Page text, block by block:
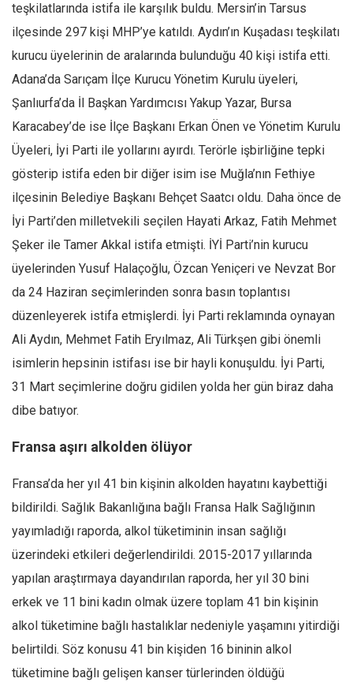
Düşünce
Dosyalar
teşkilatlarında istifa ile karşılık buldu. Mersin’in Tarsus
ilçesinde 297 kişi MHP’ye katıldı. Aydın’ın Kuşadası teşkilatı
kurucu üyelerinin de aralarında bulunduğu 40 kişi istifa etti.
Adana’da Sarıçam İlçe Kurucu Yönetim Kurulu üyeleri,
Şanlıurfa’da İl Başkan Yardımcısı Yakup Yazar, Bursa
Karacabey’de ise İlçe Başkanı Erkan Önen ve Yönetim Kurulu
Üyeleri, İyi Parti ile yollarını ayırdı. Terörle işbirliğine tepki
gösterip istifa eden bir diğer isim ise Muğla’nın Fethiye
ilçesinin Belediye Başkanı Behçet Saatcı oldu. Daha önce de
İyi Parti’den milletvekili seçilen Hayati Arkaz, Fatih Mehmet
Şeker ile Tamer Akkal istifa etmişti. İYİ Parti’nin kurucu
üyelerinden Yusuf Halaçoğlu, Özcan Yeniçeri ve Nevzat Bor
da 24 Haziran seçimlerinden sonra basın toplantısı
düzenleyerek istifa etmişlerdi. İyi Parti reklamında oynayan
Ali Aydın, Mehmet Fatih Eryılmaz, Ali Türkşen gibi önemli
isimlerin hepsinin istifası ise bir hayli konuşuldu. İyi Parti,
31 Mart seçimlerine doğru gidilen yolda her gün biraz daha
dibe batıyor.
Fransa aşırı alkolden ölüyor
Fransa’da her yıl 41 bin kişinin alkolden hayatını kaybettiği
bildirildi. Sağlık Bakanlığına bağlı Fransa Halk Sağlığının
yayımladığı raporda, alkol tüketiminin insan sağlığı
üzerindeki etkileri değerlendirildi. 2015-2017 yıllarında
yapılan araştırmaya dayandırılan raporda, her yıl 30 bini
erkek ve 11 bini kadın olmak üzere toplam 41 bin kişinin
alkol tüketimine bağlı hastalıklar nedeniyle yaşamını yitirdiği
belirtildi. Söz konusu 41 bin kişiden 16 bininin alkol
tüketimine bağlı gelişen kanser türlerinden öldüğü